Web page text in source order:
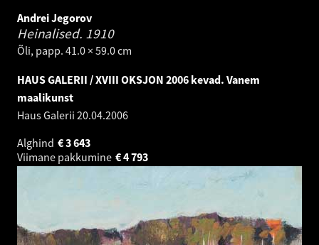
Andrei Jegorov
Heinalised. 1910
Õli, papp. 41.0 × 59.0 cm
HAUS GALERII / XVIII OKSJON 2006 kevad. Vanem
maalikunst
Haus Galerii 20.04.2006
Alghind
3 643
€
Viimane pakkumine
4 793
€